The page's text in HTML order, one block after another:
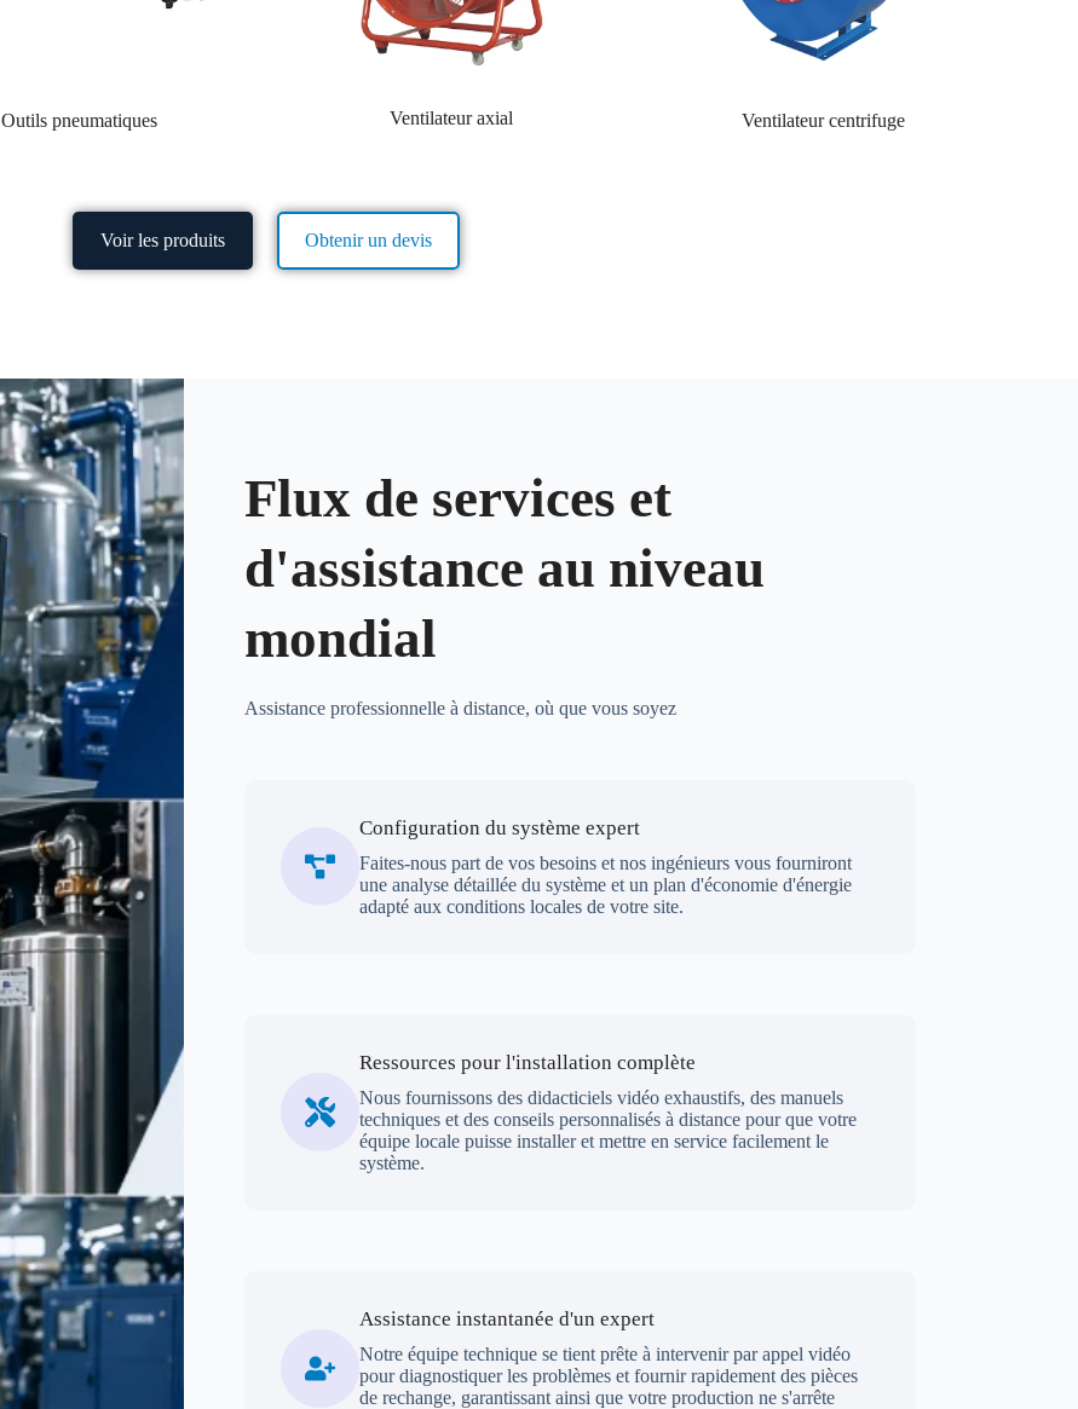
Outils pneumatiques Ventilateur axial Ventilateur centrifuge
Voir les produits Obtenir un devis
Flux de services et
d'assistance au niveau
mondial
Assistance professionnelle à distance, où que vous soyez
Configuration du système expert
Faites-nous part de vos besoins et nos ingénieurs vous fourniront
une analyse détaillée du système et un plan d'économie d'énergie
adapté aux conditions locales de votre site.
Ressources pour l'installation complète
Nous fournissons des didacticiels vidéo exhaustifs, des manuels
techniques et des conseils personnalisés à distance pour que votre
équipe locale puisse installer et mettre en service facilement le
système.
Assistance instantanée d'un expert
Notre équipe technique se tient prête à intervenir par appel vidéo
pour diagnostiquer les problèmes et fournir rapidement des pièces
de rechange, garantissant ainsi que votre production ne s'arrête